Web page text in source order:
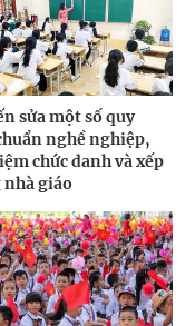
sửa một số quy
nghề nghiệp,
chức danh và xếp
giáo